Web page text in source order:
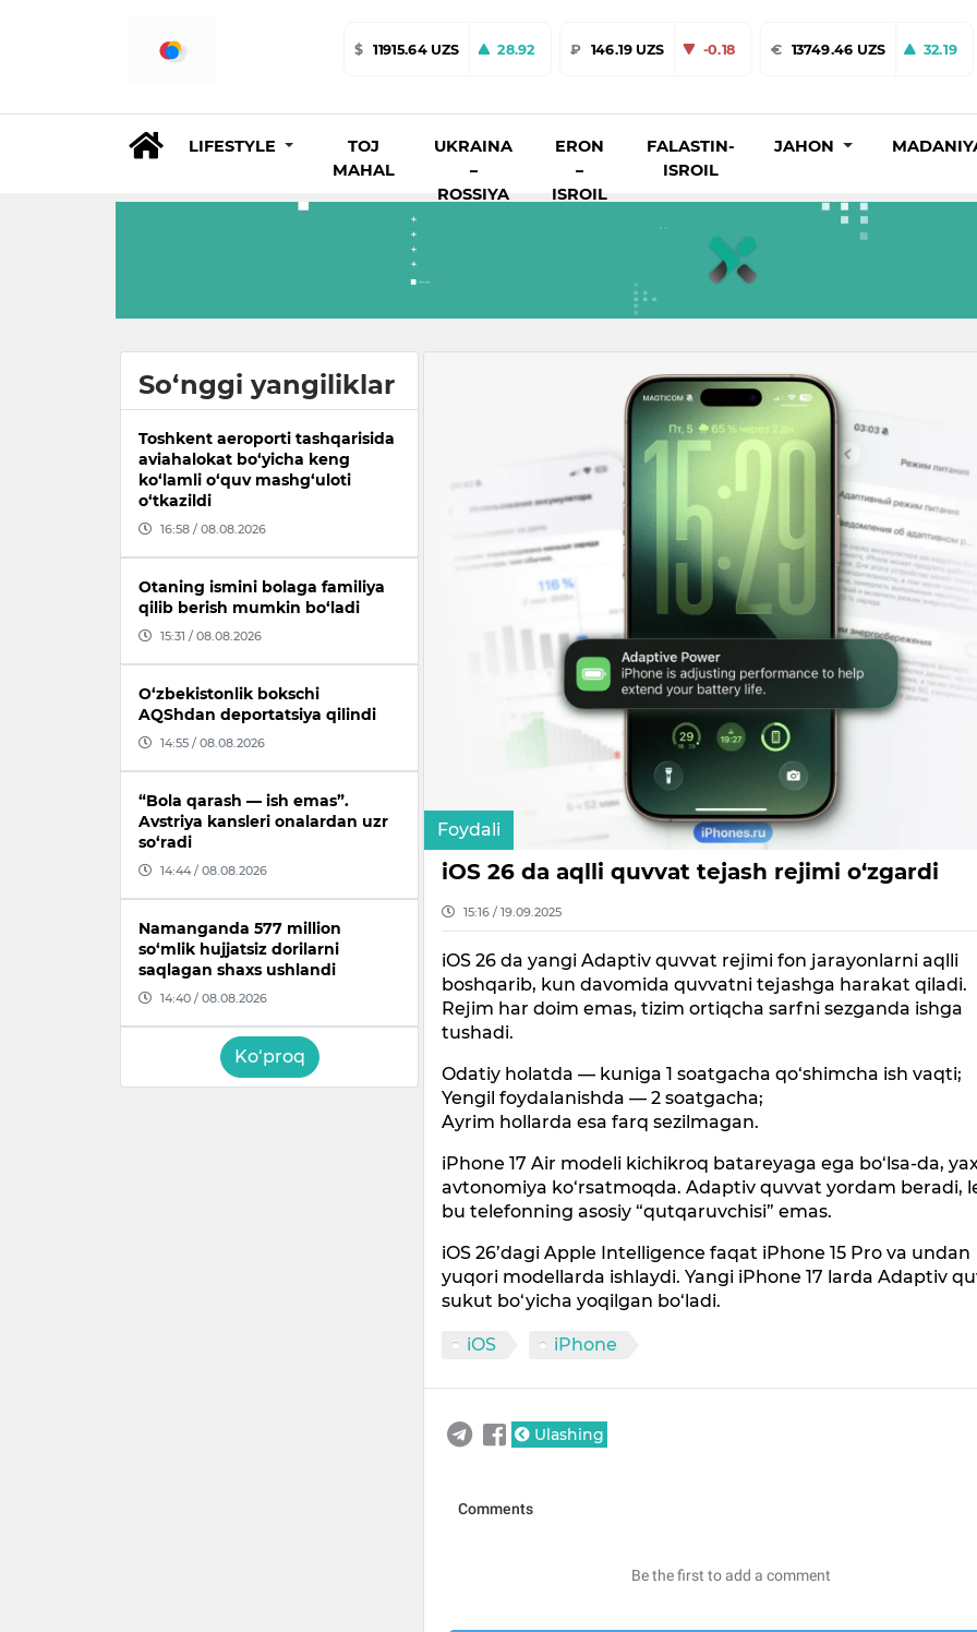
$ 11915.64 UZS 28.92 ₽ 146.19 UZS -0.18 € 13749.46 UZS 32.19
LIFESTYLE
TOJ
MAHAL
UKRAINA
–
ROSSIYA
ERON
–
ISROIL
FALASTIN-
ISROIL
JAHON
So‘nggi yangiliklar
Toshkent aeroporti tashqarisida
aviahalokat bo‘yicha keng
ko‘lamli o‘quv mashg‘uloti
o‘tkazildi
16:58 / 08.08.2026
Otaning ismini bolaga familiya
qilib berish mumkin bo‘ladi
15:31 / 08.08.2026
O‘zbekistonlik bokschi
AQShdan deportatsiya qilindi
14:55 / 08.08.2026
“Bola qarash — ish emas”.
Avstriya kansleri onalardan uzr
so‘radi
14:44 / 08.08.2026
Namanganda 577 million
so‘mlik hujjatsiz dorilarni
saqlagan shaxs ushlandi
14:40 / 08.08.2026
Ko‘proq
Foydali
iOS 26 da aqlli quvvat tejash rejimi o‘zgardi
15:16 / 19.09.2025
iOS 26 da yangi Adaptiv quvvat rejimi fon jarayonlarni aqlli
boshqarib, kun davomida quvvatni tejashga harakat qiladi.
Rejim har doim emas, tizim ortiqcha sarfni sezganda ishga
tushadi.
Odatiy holatda — kuniga 1 soatgacha qo‘shimcha ish vaqti;
Yengil foydalanishda — 2 soatgacha;
Ayrim hollarda esa farq sezilmagan.
iPhone 17 Air modeli kichikroq batareyaga ega bo‘lsa-da,
avtonomiya ko‘rsatmoqda. Adaptiv quvvat yordam beradi,
bu telefonning asosiy “qutqaruvchisi” emas.
iOS 26’dagi Apple Intelligence faqat iPhone 15 Pro va undan
yuqori modellarda ishlaydi. Yangi iPhone 17 larda Adaptiv
sukut bo‘yicha yoqilgan bo‘ladi.
iOS iPhone
Ulashing